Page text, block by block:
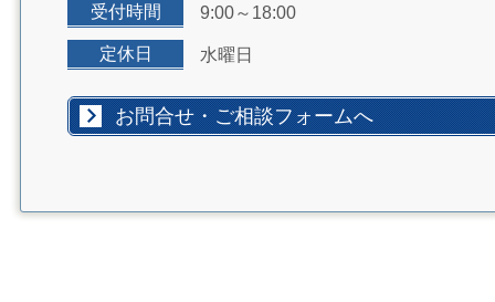
受付時間 9:00～18:00
定休日 水曜日
お問合せ・ご相談フォームへ